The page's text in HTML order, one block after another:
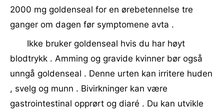
2000 mg goldenseal for en ørebetennelse tre
ganger om dagen før symptomene avta .
Ikke bruker goldenseal hvis du har høyt
blodtrykk . Amming og gravide kvinner bør også
unngå goldenseal . Denne urten kan irritere huden
, svelg og munn . Bivirkninger kan være
gastrointestinal opprørt og diaré . Du kan utvikle